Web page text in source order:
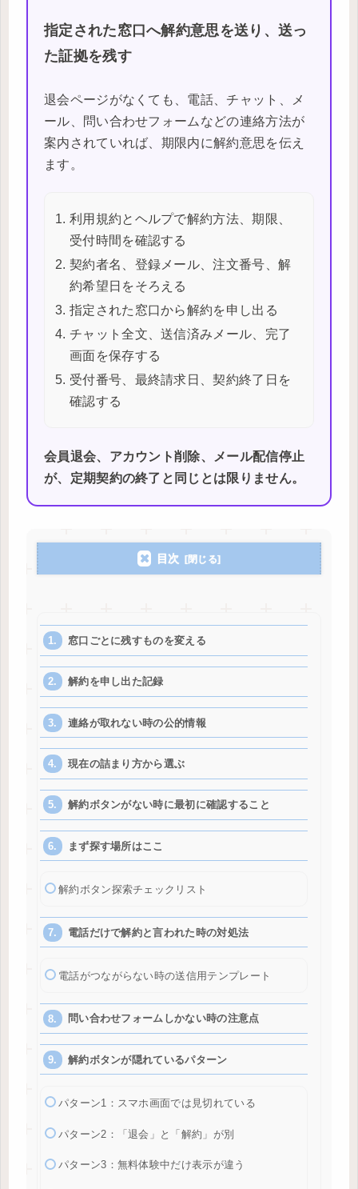
指定された窓口へ解約意思を送り、送っ
た証拠を残す
退会ページがなくても、電話、チャット、メ
ール、問い合わせフォームなどの連絡方法が
案内されていれば、期限内に解約意思を伝え
ます。
利用規約とヘルプで解約方法、期限、
受付時間を確認する
契約者名、登録メール、注文番号、解
約希望日をそろえる
指定された窓口から解約を申し出る
チャット全文、送信済みメール、完了
画面を保存する
受付番号、最終請求日、契約終了日を
確認する
会員退会、アカウント削除、メール配信停止
が、定期契約の終了と同じとは限りません。
目次
窓口ごとに残すものを変える
解約を申し出た記録
連絡が取れない時の公的情報
現在の詰まり方から選ぶ
解約ボタンがない時に最初に確認すること
まず探す場所はここ
解約ボタン探索チェックリスト
電話だけで解約と言われた時の対処法
電話がつながらない時の送信用テンプレート
問い合わせフォームしかない時の注意点
解約ボタンが隠れているパターン
パターン1：スマホ画面では見切れている
パターン2：「退会」と「解約」が別
パターン3：無料体験中だけ表示が違う